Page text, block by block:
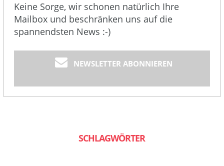
Keine Sorge, wir schonen natürlich Ihre
Mailbox und beschränken uns auf die
spannendsten News :-)
NEWSLETTER ABONNIEREN
SCHLAGWÖRTER